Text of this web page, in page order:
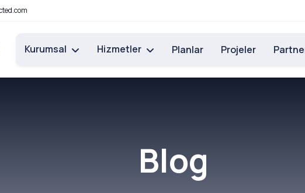
Kurumsal Hizmetler Planlar Projeler
Blog